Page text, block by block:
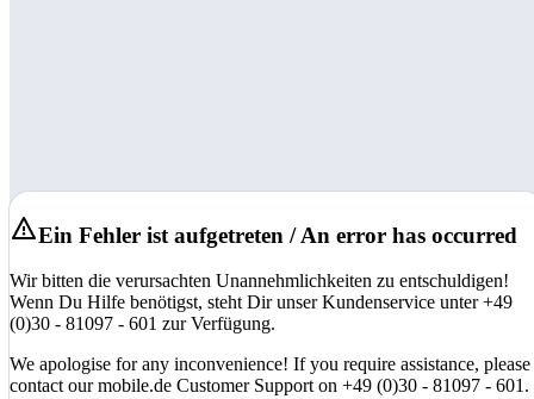
Ein Fehler ist aufgetreten / An error has occurred
Wir bitten die verursachten Unannehmlichkeiten zu entschuldigen!
Wenn Du Hilfe benötigst, steht Dir unser Kundenservice unter +49
(0)30 - 81097 - 601 zur Verfügung.
We apologise for any inconvenience! If you require assistance, please
contact our mobile.de Customer Support on +49 (0)30 - 81097 - 601.